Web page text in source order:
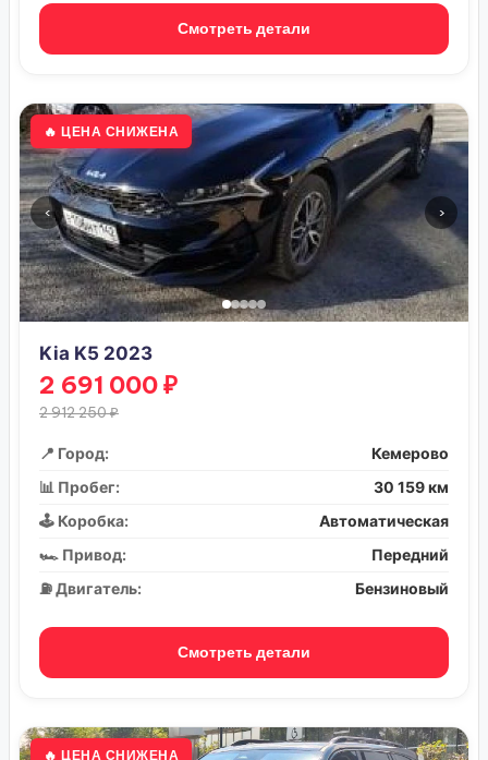
Смотреть детали
🔥 ЦЕНА СНИЖЕНА
‹ ›
Kia K5 2023
2 691 000 ₽
2 912 250 ₽
📍 Город:
Кемерово
📊 Пробег:
30 159 км
🕹️ Коробка:
Автоматическая
🏎️ Привод:
Передний
⛽ Двигатель:
Бензиновый
Смотреть детали
🔥 ЦЕНА СНИЖЕНА